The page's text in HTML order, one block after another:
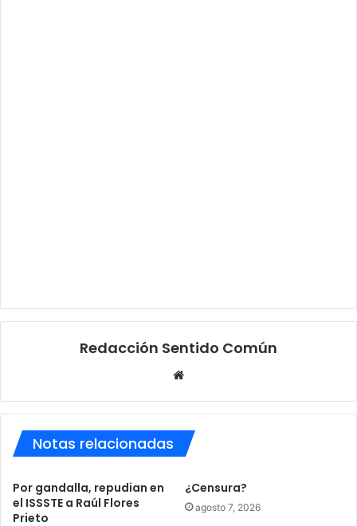
Redacción Sentido Común
Notas relacionadas
Por gandalla, repudian en
el ISSSTE a Raúl Flores
Prieto
¿Censura?
agosto 7, 2026